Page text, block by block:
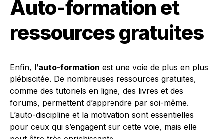
Auto-formation et
ressources gratuites
Enfin, l’auto-formation est une voie de plus en plus
plébiscitée. De nombreuses ressources gratuites,
comme des tutoriels en ligne, des livres et des
forums, permettent d’apprendre par soi-même.
L’auto-discipline et la motivation sont essentielles
pour ceux qui s’engagent sur cette voie, mais elle